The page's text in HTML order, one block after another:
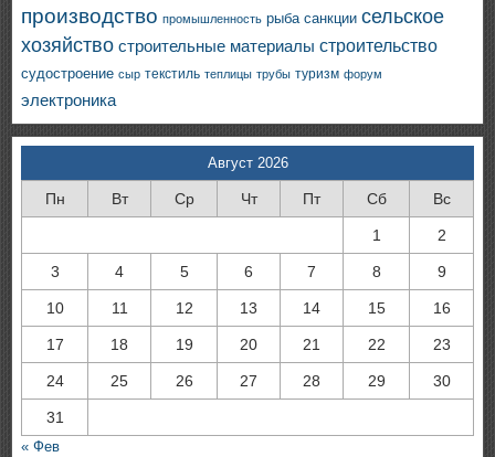
производство промышленность рыба санкции сельское
хозяйство строительные материалы строительство
судостроение сыр текстиль теплицы трубы туризм форум
электроника
Август 2026
Пн Вт Ср Чт Пт Сб Вс
1 2
3 4 5 6 7 8 9
10 11 12 13 14 15 16
17 18 19 20 21 22 23
24 25 26 27 28 29 30
31
« Фев